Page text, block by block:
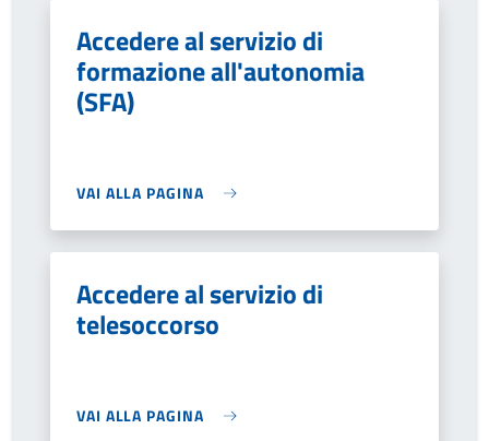
Accedere al servizio di
formazione all'autonomia
(SFA)
VAI ALLA PAGINA
Accedere al servizio di
telesoccorso
VAI ALLA PAGINA